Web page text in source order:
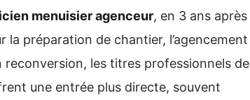
menuisier agenceur, en 3 ans après
la préparation de chantier, l’agencement
les titres professionnels de
une entrée plus directe, souvent